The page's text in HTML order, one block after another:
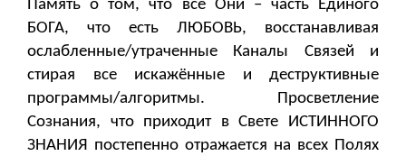
Память о том, что все Они – часть Единого
БОГА, что есть ЛЮБОВЬ, восстанавливая
ослабленные/утраченные Каналы Связей и
стирая все искажённые и деструктивные
программы/алгоритмы. Просветление
Сознания, что приходит в Свете ИСТИННОГО
ЗНАНИЯ постепенно отражается на всех Полях